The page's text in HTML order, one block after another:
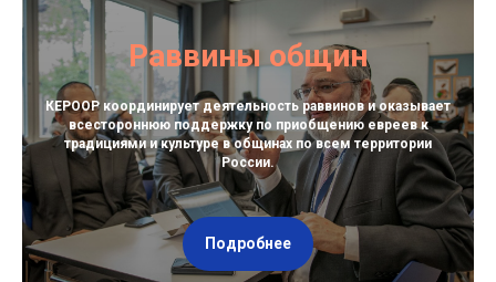
Раввины общин
КЕРООР координирует деятельность раввинов и оказывает
всестороннюю поддержку по приобщению евреев к
традициями и культуре в общинах по всем территории
России.
Подробнее